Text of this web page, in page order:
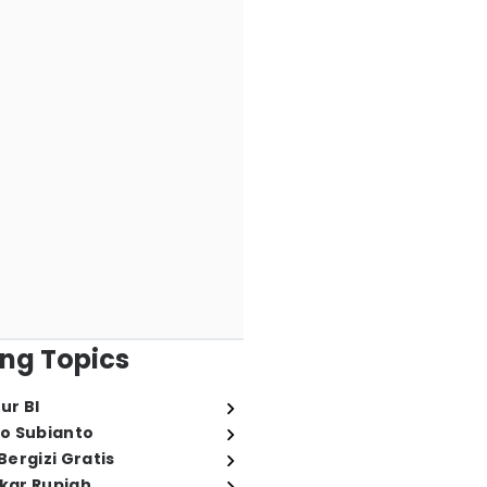
Topics
BI
Subianto
Gratis